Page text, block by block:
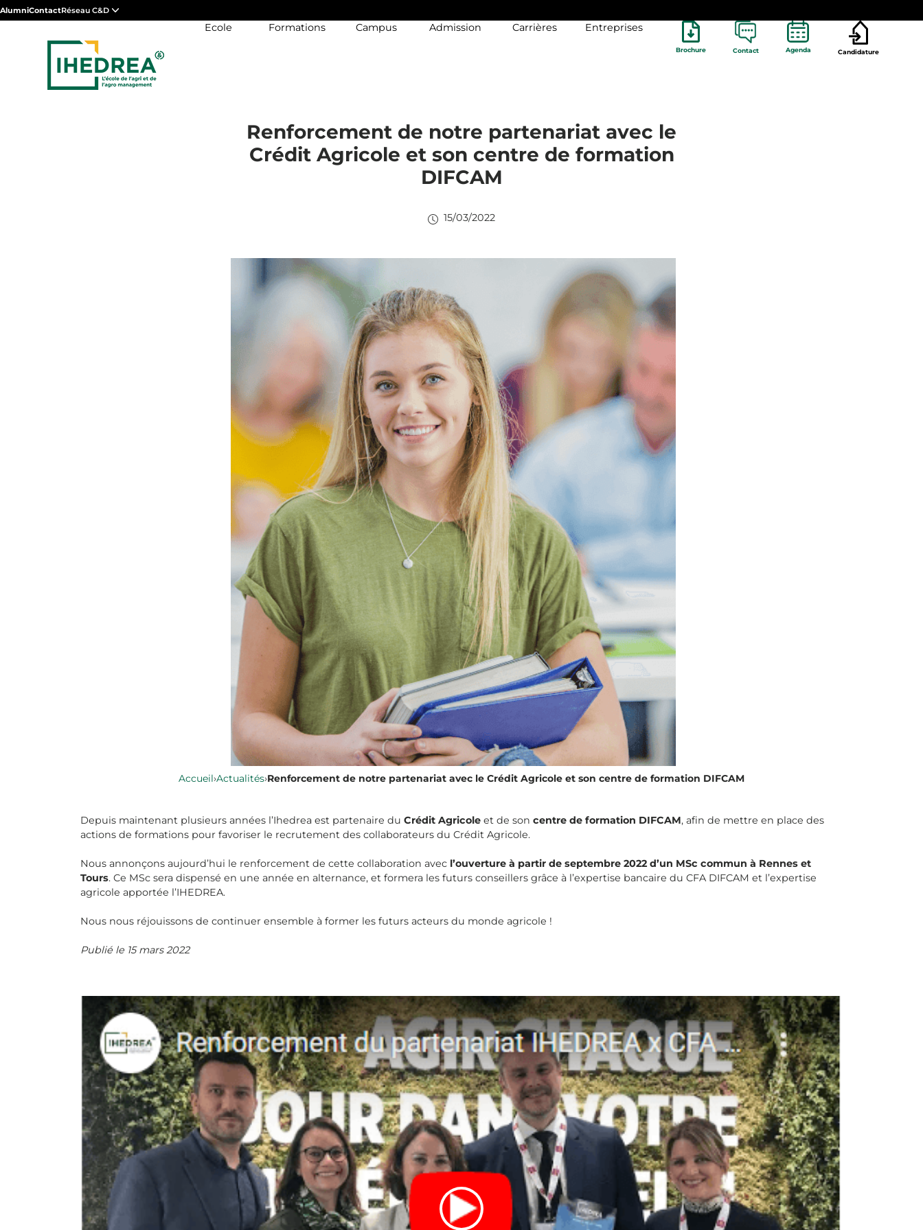
AlumniContactRéseau C&D
Ecole Formations Campus Admission Carrières Entreprises
Brochure Contact Agenda Candidature
Renforcement de notre partenariat avec le
Crédit Agricole et son centre de formation
DIFCAM
15/03/2022
Accueil›Actualités›Renforcement de notre partenariat avec le Crédit Agricole et son centre de formation DIFCAM
Depuis maintenant plusieurs années l’Ihedrea est partenaire du Crédit Agricole et de son centre de formation DIFCAM, afin de mettre en place des
actions de formations pour favoriser le recrutement des collaborateurs du Crédit Agricole.
Nous annonçons aujourd’hui le renforcement de cette collaboration avec l’ouverture à partir de septembre 2022 d’un MSc commun à Rennes et
Tours. Ce MSc sera dispensé en une année en alternance, et formera les futurs conseillers grâce à l’expertise bancaire du CFA DIFCAM et l’expertise
agricole apportée l’IHEDREA.
Nous nous réjouissons de continuer ensemble à former les futurs acteurs du monde agricole !
Publié le 15 mars 2022